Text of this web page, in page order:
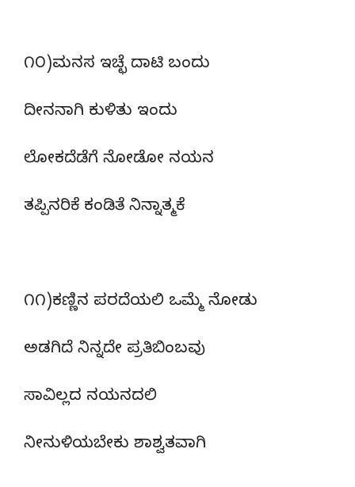
೧೦)ಮನಸ ಇಚ್ಛೆ ದಾಟಿ ಬಂದು
ದೀನನಾಗಿ ಕುಳಿತು ಇಂದು
ಲೋಕದೆಡೆಗೆ ನೋಡೋ ನಯನ
ತಪ್ಪಿನರಿಕೆ ಕಂಡಿತೆ ನಿನ್ನಾತ್ಮಕೆ
೧೧)ಕಣ್ಣಿನ ಪರದೆಯಲಿ ಒಮ್ಮೆ ನೋಡು
ಅಡಗಿದೆ ನಿನ್ನದೇ ಪ್ರತಿಬಿಂಬವು
ಸಾವಿಲ್ಲದ ನಯನದಲಿ
ನೀನುಳಿಯಬೇಕು ಶಾಶ್ವತವಾಗಿ